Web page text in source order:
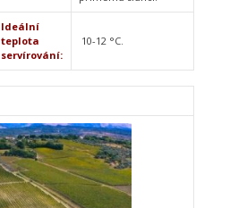
Ideální
teplota
servírování:
10-12 °C.